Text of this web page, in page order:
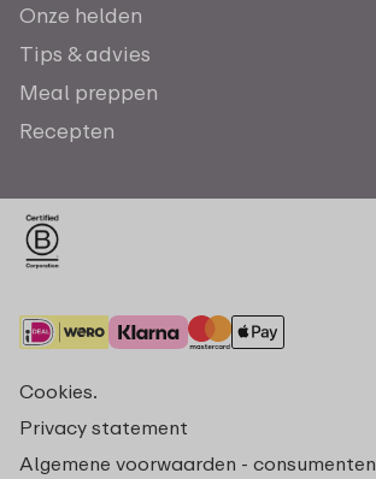
Onze helden
Tips & advies
Meal preppen
Recepten
Cookies.
Privacy statement
Algemene voorwaarden - consumenten